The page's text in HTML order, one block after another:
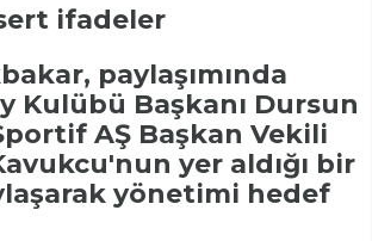
ifadeler
paylaşımında
Kulübü Başkanı Dursun
AŞ Başkan Vekili
yer aldığı bir
yönetimi hedef